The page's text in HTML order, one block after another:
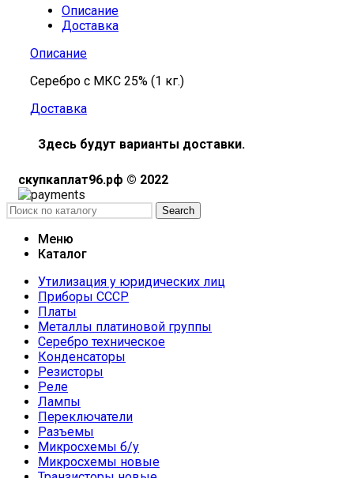
Описание
Доставка
Описание
Серебро с МКС 25% (1 кг.)
Доставка
Здесь будут варианты доставки.
скупкаплат96.рф © 2022
Search
Меню
Каталог
Утилизация у юридических лиц
Приборы СССР
Платы
Металлы платиновой группы
Серебро техническое
Конденсаторы
Резисторы
Реле
Лампы
Переключатели
Разъемы
Микросхемы б/у
Микросхемы новые